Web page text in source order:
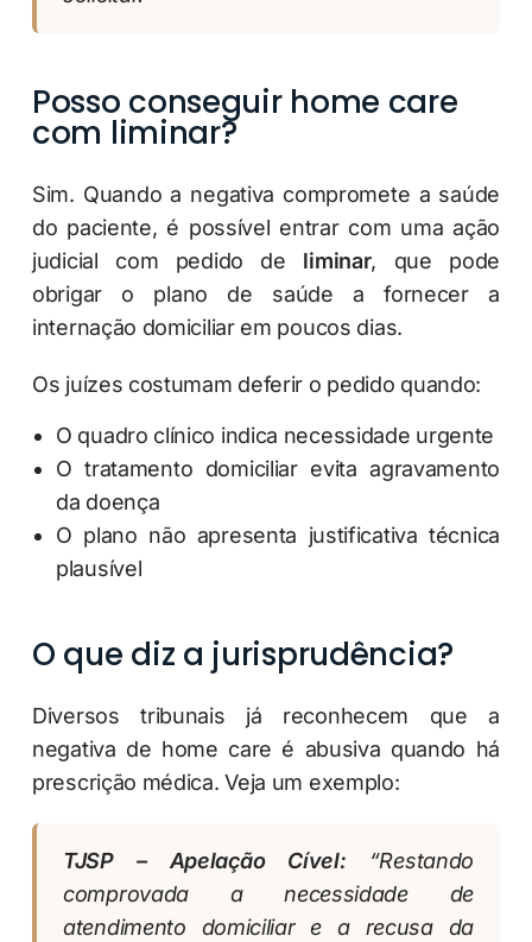
Posso conseguir home care
com liminar?
Sim. Quando a negativa compromete a saúde
do paciente, é possível entrar com uma ação
judicial com pedido de liminar, que pode
obrigar o plano de saúde a fornecer a
internação domiciliar em poucos dias.
Os juízes costumam deferir o pedido quando:
O quadro clínico indica necessidade urgente
O tratamento domiciliar evita agravamento
da doença
O plano não apresenta justificativa técnica
plausível
O que diz a jurisprudência?
Diversos tribunais já reconhecem que a
negativa de home care é abusiva quando há
prescrição médica. Veja um exemplo:
TJSP – Apelação Cível: “Restando
comprovada a necessidade de
atendimento domiciliar e a recusa da